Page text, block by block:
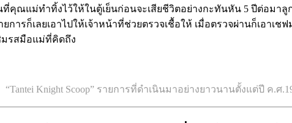
ณแม่ทำทิ้งไว้ให้ในตู้เย็นก่อนจะเสียชีวิตอย่างกะทันหัน 5 ปีต่อมาลู
การก็เลยเอาไปให้เจ้าหน้าที่ช่วยตรวจเชื้อให้ เมื่อตรวจผ่านก็เอา
มรสมือแม่ที่คิดถึง
“Tantei Knight Scoop” รายการที่ดำเนินมาอย่างยาวนานตั้งแต่ปี ค.ศ